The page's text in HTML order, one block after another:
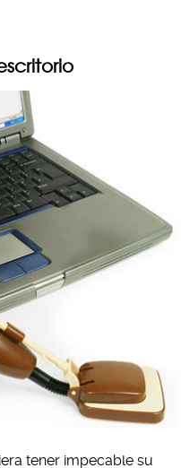
tener impecable su